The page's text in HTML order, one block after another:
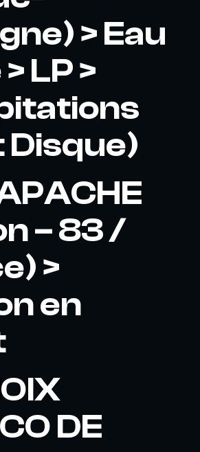
> Eau
LP >
Disque)
– 83 /
>
en
DE